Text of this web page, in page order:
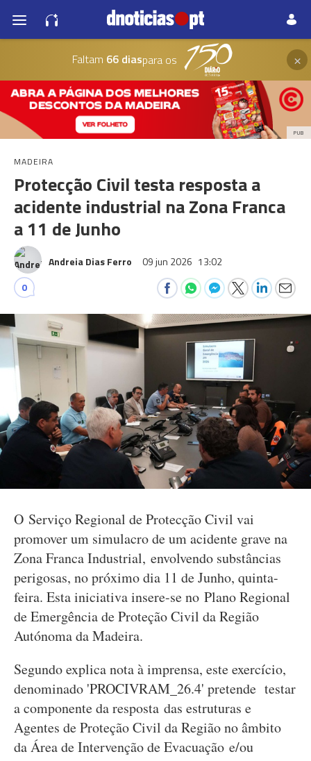
Faltam 66 diaspara os ×
PUB
MADEIRA
Protecção Civil testa resposta a
acidente industrial na Zona Franca
a 11 de Junho
Andreia Dias Ferro 09 jun 2026 13:02
0
O Serviço Regional de Protecção Civil vai
promover um simulacro de um acidente grave na
Zona Franca Industrial, envolvendo substâncias
perigosas, no próximo dia 11 de Junho, quinta-
feira. Esta iniciativa insere-se no Plano Regional
de Emergência de Proteção Civil da Região
Autónoma da Madeira.
Segundo explica nota à imprensa, este exercício,
denominado 'PROCIVRAM_26.4' pretende testar
a componente da resposta das estruturas e
Agentes de Proteção Civil da Região no âmbito
da Área de Intervenção de Evacuação e/ou